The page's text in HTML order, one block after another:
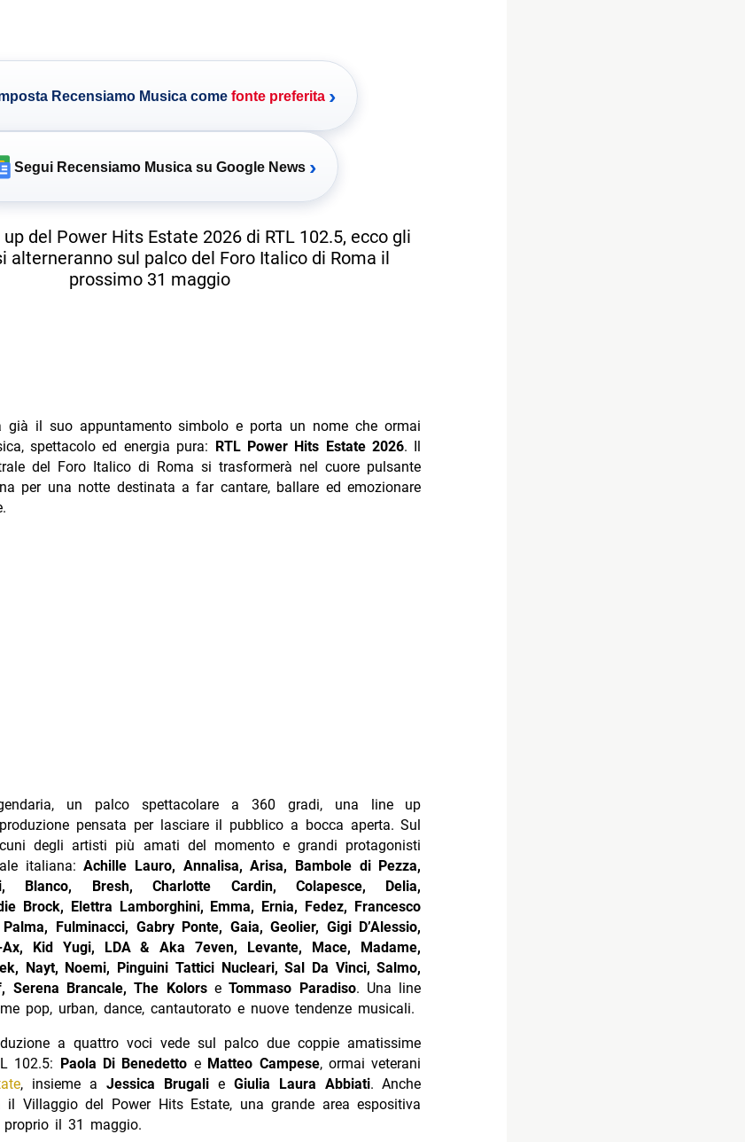
Recensiamo Musica come fonte preferita ›
Segui Recensiamo Musica su Google News ›
del Power Hits Estate 2026 di RTL 102.5, ecco gli
alterneranno sul palco del Foro Italico di Roma il
prossimo 31 maggio
già il suo appuntamento simbolo e porta un nome che ormai
spettacolo ed energia pura: RTL Power Hits Estate 2026. Il
del Foro Italico di Roma si trasformerà nel cuore pulsante
per una notte destinata a far cantare, ballare ed emozionare
un palco spettacolare a 360 gradi, una line up
pensata per lasciare il pubblico a bocca aperta. Sul
degli artisti più amati del momento e grandi protagonisti
italiana:Achille Lauro, Annalisa, Arisa, Bambole di Pezza,
Blanco, Bresh, Charlotte Cardin, Colapesce, Delia,
Brock, Elettra Lamborghini, Emma, Ernia, Fedez, Francesco
Fulminacci, Gabry Ponte, Gaia, Geolier, Gigi D’Alessio,
Kid Yugi, LDA & Aka 7even, Levante, Mace, Madame,
Nayt, Noemi, Pinguini Tattici Nucleari, Sal Da Vinci, Salmo,
Serena Brancale, The KolorseTommaso Paradiso. Una line
pop, urban, dance, cantautorato e nuove tendenze musicali.
a quattro voci vede sul palco due coppie amatissime
102.5:
Paola Di Benedetto e Matteo Campese, ormai veterani
, insieme aJessica Brugali e Giulia Laura Abbiati. Anche
il Villaggio del Power Hits Estate, una grande area espositiva
il 31 maggio.